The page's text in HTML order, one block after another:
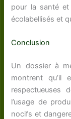
pour la santé et
écolabellisés et
Conclusion
Un dossier à
montrent qu’il
respectueuses
l’usage de
nocifs et